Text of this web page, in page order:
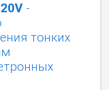
-
тонких